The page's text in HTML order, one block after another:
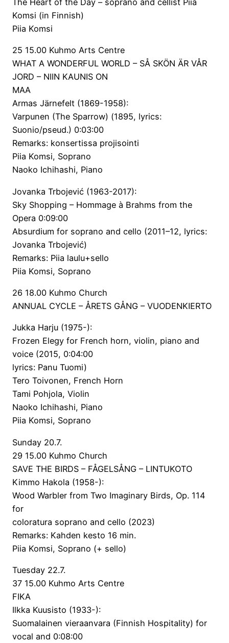
The Heart of the Day – soprano and cellist Piia
Komsi (in Finnish)
Piia Komsi
25 15.00 Kuhmo Arts Centre
WHAT A WONDERFUL WORLD – SÅ SKÖN ÄR VÅR
JORD – NIIN KAUNIS ON
MAA
Armas Järnefelt (1869-1958):
Varpunen (The Sparrow) (1895, lyrics:
Suonio/pseud.) 0:03:00
Remarks: konsertissa projisointi
Piia Komsi, Soprano
Naoko Ichihashi, Piano
Jovanka Trbojević (1963-2017):
Sky Shopping – Hommage à Brahms from the
Opera 0:09:00
Absurdium for soprano and cello (2011–12, lyrics:
Jovanka Trbojević)
Remarks: Piia laulu+sello
Piia Komsi, Soprano
26 18.00 Kuhmo Church
ANNUAL CYCLE – ÅRETS GÅNG – VUODENKIERTO
Jukka Harju (1975-):
Frozen Elegy for French horn, violin, piano and
voice (2015, 0:04:00
lyrics: Panu Tuomi)
Tero Toivonen, French Horn
Tami Pohjola, Violin
Naoko Ichihashi, Piano
Piia Komsi, Soprano
Sunday 20.7.
29 15.00 Kuhmo Church
SAVE THE BIRDS – FÅGELSÅNG – LINTUKOTO
Kimmo Hakola (1958-):
Wood Warbler from Two Imaginary Birds, Op. 114
for
coloratura soprano and cello (2023)
Remarks: Kahden kesto 16 min.
Piia Komsi, Soprano (+ sello)
Tuesday 22.7.
37 15.00 Kuhmo Arts Centre
FIKA
Ilkka Kuusisto (1933-):
Suomalainen vieraanvara (Finnish Hospitality) for
vocal and 0:08:00